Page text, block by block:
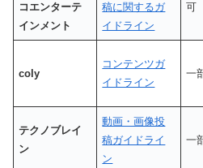
コエンターテ
インメント
稿に関するガ
イドライン
可
coly
コンテンツガ
イドライン
一
テクノブレイ
ン
動画・画像投
稿ガイドライ
ン
一